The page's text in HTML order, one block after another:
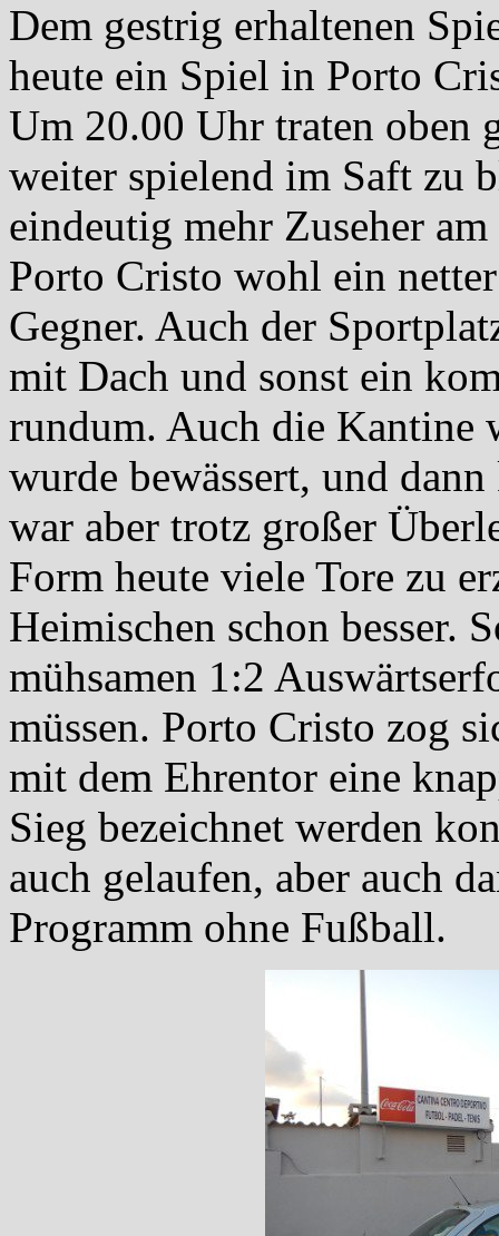
Dem gestrig erhaltenen
heute ein Spiel in Porto
Um 20.00 Uhr traten oben
weiter spielend im Saft zu
eindeutig mehr Zuseher
Porto Cristo wohl ein
Gegner. Auch der
mit Dach und sonst ein
rundum. Auch die Kantine
wurde bewässert, und
war aber trotz großer
Form heute viele Tore zu
Heimischen schon besser.
mühsamen 1:2
müssen. Porto Cristo zog
mit dem Ehrentor eine
Sieg bezeichnet werden
auch gelaufen, aber auch
Programm ohne Fußball.